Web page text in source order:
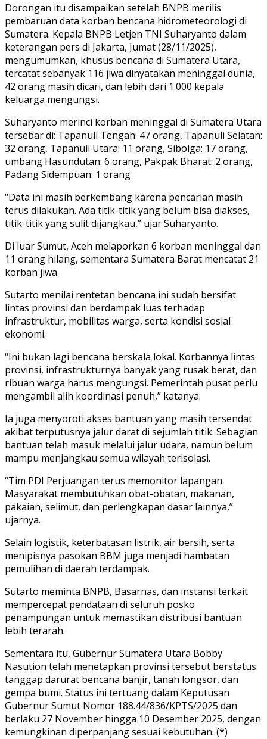
Dorongan itu disampaikan setelah BNPB merilis
pembaruan data korban bencana hidrometeorologi di
Sumatera. Kepala BNPB Letjen TNI Suharyanto dalam
keterangan pers di Jakarta, Jumat (28/11/2025),
mengumumkan, khusus bencana di Sumatera Utara,
tercatat sebanyak 116 jiwa dinyatakan meninggal dunia,
42 orang masih dicari, dan lebih dari 1.000 kepala
keluarga mengungsi.
Suharyanto merinci korban meninggal di Sumatera Utara
tersebar di: Tapanuli Tengah: 47 orang, Tapanuli Selatan:
32 orang, Tapanuli Utara: 11 orang, Sibolga: 17 orang,
umbang Hasundutan: 6 orang, Pakpak Bharat: 2 orang,
Padang Sidempuan: 1 orang
“Data ini masih berkembang karena pencarian masih
terus dilakukan. Ada titik-titik yang belum bisa diakses,
titik-titik yang sulit dijangkau,” ujar Suharyanto.
Di luar Sumut, Aceh melaporkan 6 korban meninggal dan
11 orang hilang, sementara Sumatera Barat mencatat 21
korban jiwa.
Sutarto menilai rentetan bencana ini sudah bersifat
lintas provinsi dan berdampak luas terhadap
infrastruktur, mobilitas warga, serta kondisi sosial
ekonomi.
“Ini bukan lagi bencana berskala lokal. Korbannya lintas
provinsi, infrastrukturnya banyak yang rusak berat, dan
ribuan warga harus mengungsi. Pemerintah pusat perlu
mengambil alih koordinasi penuh,” katanya.
Ia juga menyoroti akses bantuan yang masih tersendat
akibat terputusnya jalur darat di sejumlah titik. Sebagian
bantuan telah masuk melalui jalur udara, namun belum
mampu menjangkau semua wilayah terisolasi.
“Tim PDI Perjuangan terus memonitor lapangan.
Masyarakat membutuhkan obat-obatan, makanan,
pakaian, selimut, dan perlengkapan dasar lainnya,”
ujarnya.
Selain logistik, keterbatasan listrik, air bersih, serta
menipisnya pasokan BBM juga menjadi hambatan
pemulihan di daerah terdampak.
Sutarto meminta BNPB, Basarnas, dan instansi terkait
mempercepat pendataan di seluruh posko
penampungan untuk memastikan distribusi bantuan
lebih terarah.
Sementara itu, Gubernur Sumatera Utara Bobby
Nasution telah menetapkan provinsi tersebut berstatus
tanggap darurat bencana banjir, tanah longsor, dan
gempa bumi. Status ini tertuang dalam Keputusan
Gubernur Sumut Nomor 188.44/836/KPTS/2025 dan
berlaku 27 November hingga 10 Desember 2025, dengan
kemungkinan diperpanjang sesuai kebutuhan. (*)